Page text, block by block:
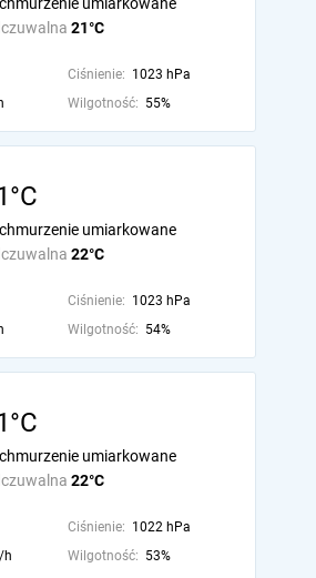
21°C
Ciśnienie: 1023 hPa
Wilgotność: 55%
22°C
umiarkowane
Ciśnienie: 1023 hPa
Wilgotność: 54%
22°C
umiarkowane
Ciśnienie: 1022 hPa
h Wilgotność: 53%